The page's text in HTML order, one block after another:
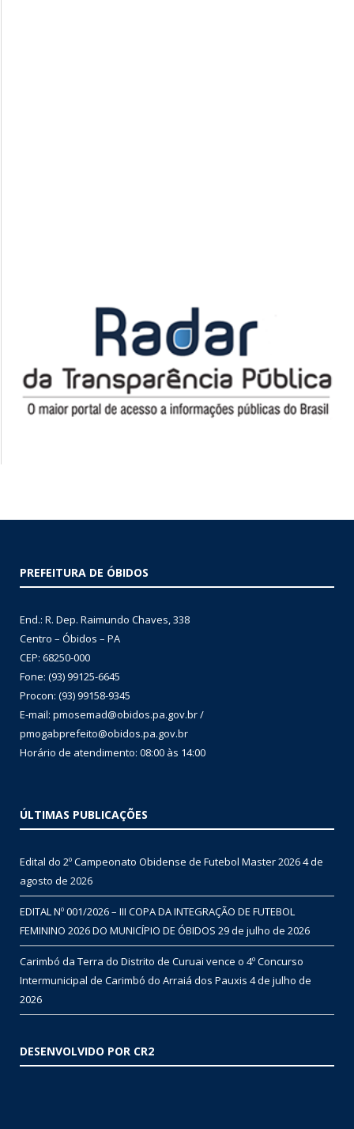
PREFEITURA DE ÓBIDOS
End.: R. Dep. Raimundo Chaves, 338
Centro – Óbidos – PA
CEP: 68250-000
Fone: (93) 99125-6645
Procon: (93) 99158-9345
E-mail: pmosemad@obidos.pa.gov.br /
pmogabprefeito@obidos.pa.gov.br
Horário de atendimento: 08:00 às 14:00
ÚLTIMAS PUBLICAÇÕES
Edital do 2º Campeonato Obidense de Futebol Master 20264 de
agosto de 2026
EDITAL Nº 001/2026 – III COPA DA INTEGRAÇÃO DE FUTEBOL
FEMININO 2026 DO MUNICÍPIO DE ÓBIDOS 29 de julho de 2026
Carimbó da Terra do Distrito de Curuai vence o 4º Concurso
Intermunicipal de Carimbó do Arraiá dos Pauxis 4 de julho de
2026
DESENVOLVIDO POR CR2